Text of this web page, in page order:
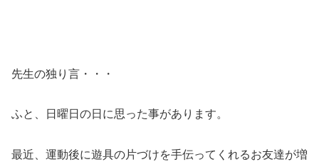
先生の独り言・・・
ふと、日曜日の日に思った事があります。
最近、運動後に遊具の片づけを手伝ってくれるお友達が増